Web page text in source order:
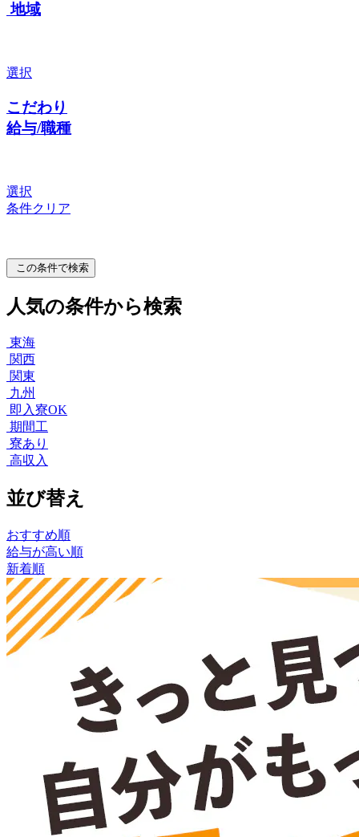
地域
選択
こだわり
給与/職種
選択
条件クリア
この条件で検索
人気の条件から検索
東海
関西
関東
九州
即入寮OK
期間工
寮あり
高収入
並び替え
おすすめ順
給与が高い順
新着順